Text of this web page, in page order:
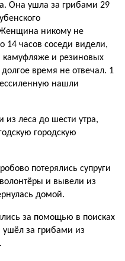
Она ушла за грибами 29
Женщина никому не
14 часов соседи видели,
камуфляже и резиновых
время не отвечал. 1
нашли
леса до шести утра,
городскую
потерялись супруги
и вывели из
домой.
за помощью в поисках
ушёл за грибами из